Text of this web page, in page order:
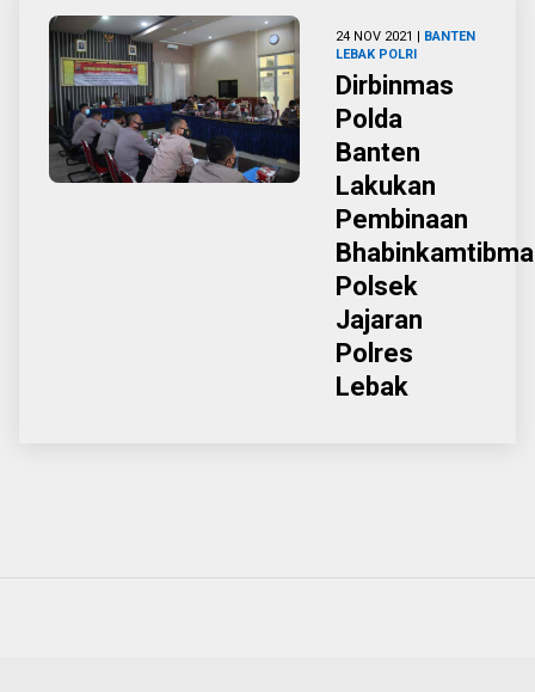
24 NOV 2021 | BANTEN
LEBAK POLRI
Dirbinmas
Polda
Banten
Lakukan
Pembinaan
Polsek
Jajaran
Polres
Lebak